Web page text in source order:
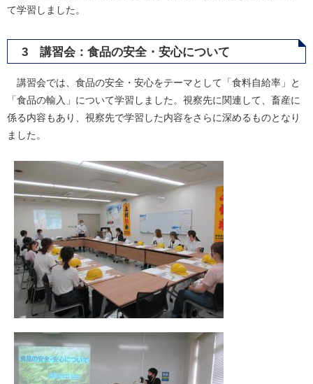
て学習しました。
3 講習会：食品の安全・安心について
講習会では、食品の安全・安心をテーマとして「食料自給率」と
「食品の輸入」について学習しました。視察先に関連して、畜産に
係る内容もあり、視察先で学習した内容をさらに深めるものとなり
ました。